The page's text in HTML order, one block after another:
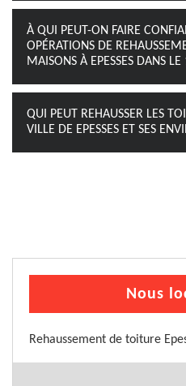
À QUI PEUT-ON FAIRE
OPÉRATIONS DE
MAISONS À EPESSES DANS
QUI PEUT REHAUSSER LES
VILLE DE EPESSES ET SES
Nous
Rehaussement de toiture